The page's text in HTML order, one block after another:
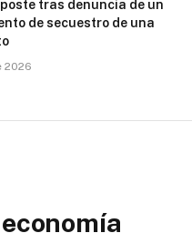
tras denuncia de un
de secuestro de una
2026